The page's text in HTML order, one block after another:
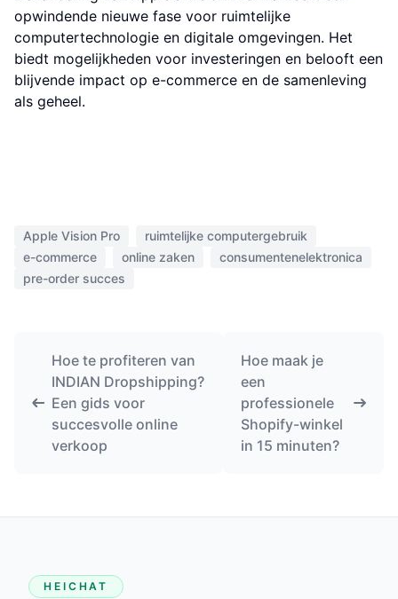
opwindende nieuwe fase voor ruimtelijke
computertechnologie en digitale omgevingen. Het
biedt mogelijkheden voor investeringen en belooft een
blijvende impact op e-commerce en de samenleving
als geheel.
Apple Vision Pro
ruimtelijke computergebruik
e-commerce
online zaken
consumentenelektronica
pre-order succes
Hoe te profiteren van
INDIAN Dropshipping?
Een gids voor
succesvolle online
verkoop
Hoe maak je
een
professionele
Shopify-winkel
in 15 minuten?
HEICHAT